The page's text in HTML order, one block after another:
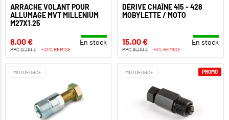
ARRACHE VOLANT POUR
ALLUMAGE MVT MILLENIUM
M27X1.25
8,00 € En stock
PPC12,00 € -33% REMISE
DÉRIVE CHAÎNE 415 - 428
MOBYLETTE / MOTO
15,00 € En stock
PPC16,00 € -6% REMISE
MOTOFORCE MOTOFORCE PROMO